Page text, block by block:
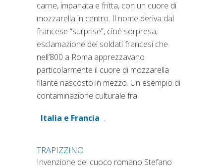
carne, impanata e fritta, con un cuore di
mozzarella in centro. Il nome deriva dal
francese “surprise”, cioè sorpresa,
esclamazione dei soldati francesi che
nell’800 a Roma apprezzavano
particolarmente il cuore di mozzarella
filante nascosto in mezzo. Un esempio di
contaminazione culturale fra
Italia e Francia
(si apre in una nuova scheda)
.
TRAPIZZINO
Invenzione del cuoco romano Stefano